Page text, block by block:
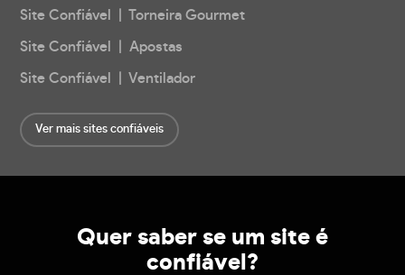
Site Confiável | Torneira Gourmet
Site Confiável | Apostas
Site Confiável | Ventilador
Ver mais sites confiáveis
Quer saber se um site é
confiável?